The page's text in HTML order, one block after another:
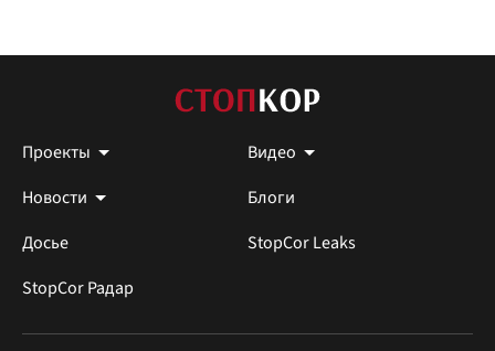
Проекты
Видео
Новости
Блоги
Досье
StopCor Leaks
StopCor Радар